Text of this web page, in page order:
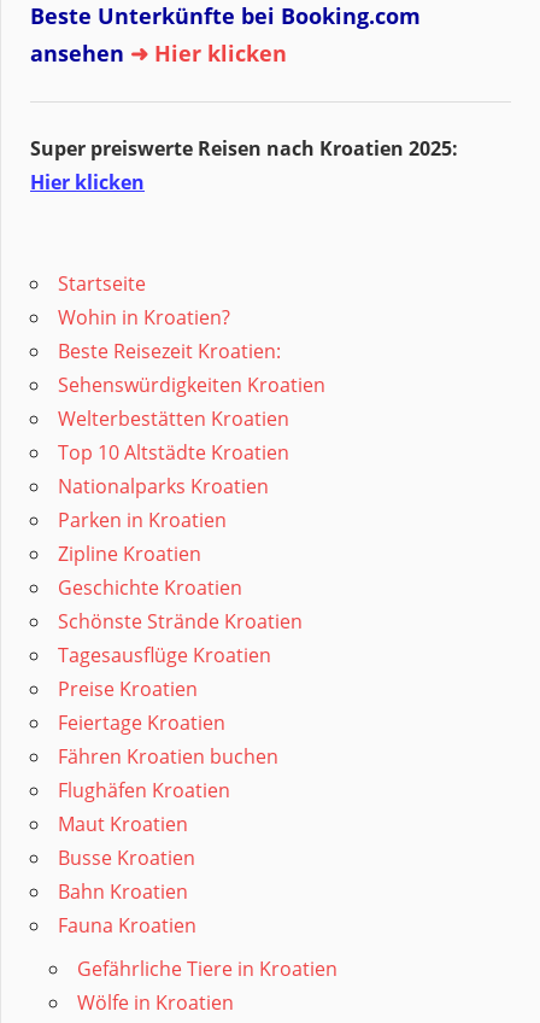
Beste Unterkünfte bei Booking.com
ansehen ➜ Hier klicken
Super preiswerte Reisen nach Kroatien 2025:
Hier klicken
Startseite
Wohin in Kroatien?
Beste Reisezeit Kroatien:
Sehenswürdigkeiten Kroatien
Welterbestätten Kroatien
Top 10 Altstädte Kroatien
Nationalparks Kroatien
Parken in Kroatien
Zipline Kroatien
Geschichte Kroatien
Schönste Strände Kroatien
Tagesausflüge Kroatien
Preise Kroatien
Feiertage Kroatien
Fähren Kroatien buchen
Flughäfen Kroatien
Maut Kroatien
Busse Kroatien
Bahn Kroatien
Fauna Kroatien
Gefährliche Tiere in Kroatien
Wölfe in Kroatien